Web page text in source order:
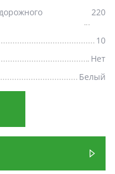
220
10
Нет
Белый